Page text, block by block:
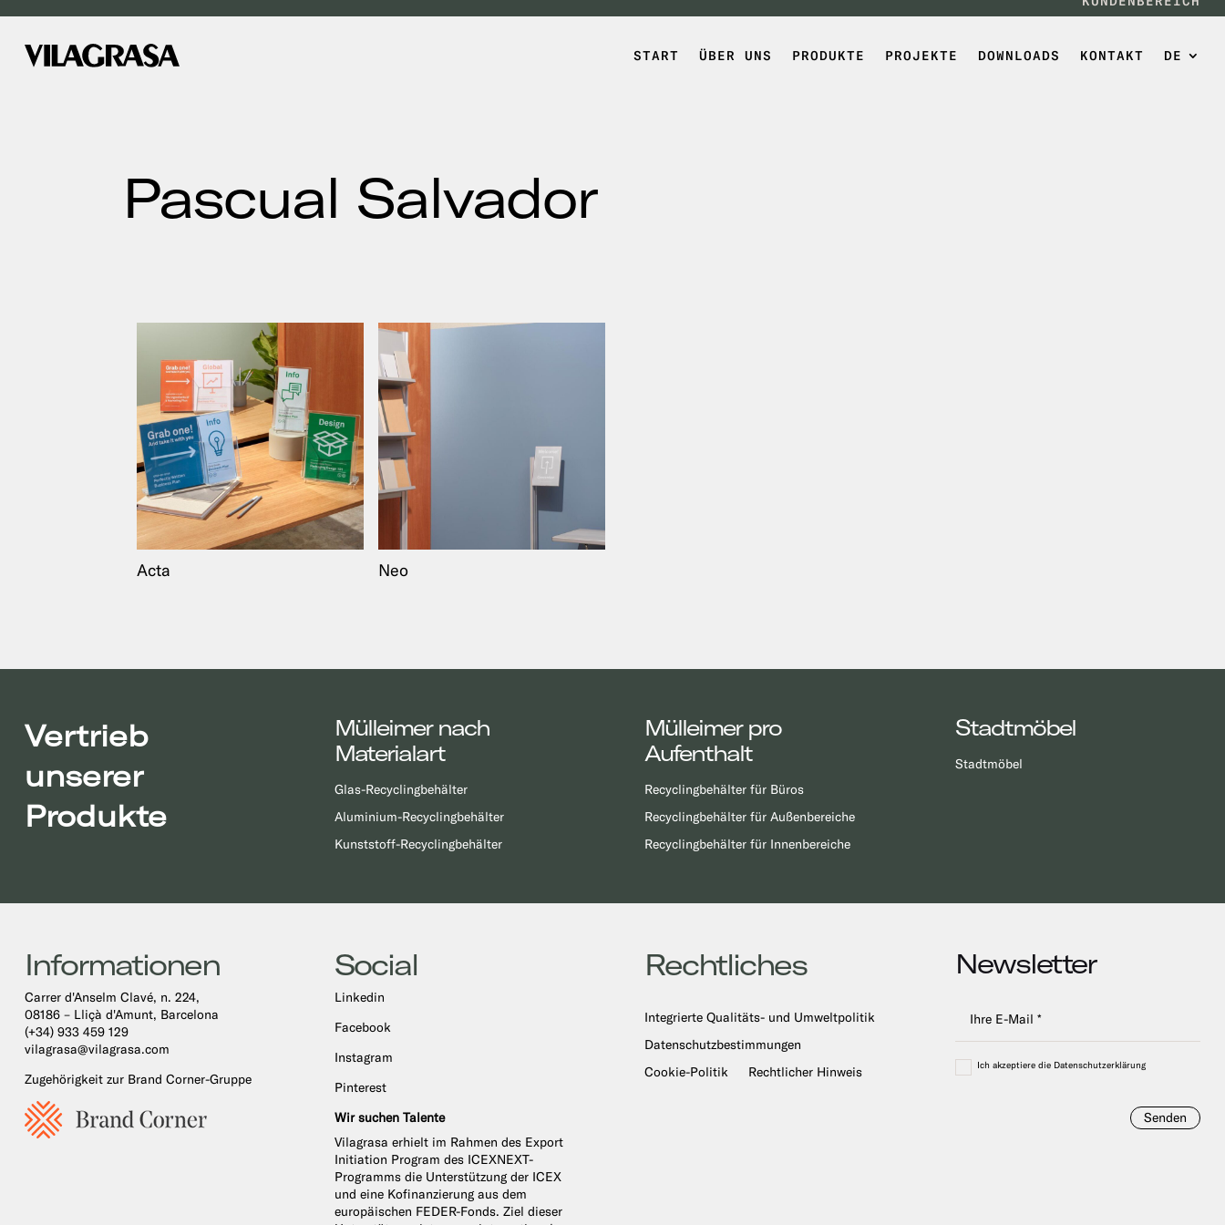
START ÜBER UNS PRODUKTE PROJEKTE DOWNLOADS KONTAKT DE
Pascual Salvador
Acta Neo
Vertrieb
unserer
Produkte
Mülleimer nach
Materialart
Glas-Recyclingbehälter
Aluminium-Recyclingbehälter
Kunststoff-Recyclingbehälter
Mülleimer pro
Aufenthalt
Recyclingbehälter für Büros
Recyclingbehälter für Außenbereiche
Recyclingbehälter für Innenbereiche
Stadtmöbel
Stadtmöbel
Informationen
Carrer d'Anselm Clavé, n. 224,
08186 – Lliçà d'Amunt, Barcelona
(+34) 933 459 129
vilagrasa@vilagrasa.com
Zugehörigkeit zur Brand Corner-Gruppe
Social
Linkedin
Facebook
Instagram
Pinterest
Wir suchen Talente
Vilagrasa erhielt im Rahmen des Export
Initiation Program des ICEXNEXT-
Programms die Unterstützung der ICEX
und eine Kofinanzierung aus dem
europäischen FEDER-Fonds. Ziel dieser
Rechtliches
Integrierte Qualitäts- und Umweltpolitik
Datenschutzbestimmungen
Cookie-Politik
Rechtlicher Hinweis
Newsletter
Ich akzeptiere die Datenschutzerklärung
Senden